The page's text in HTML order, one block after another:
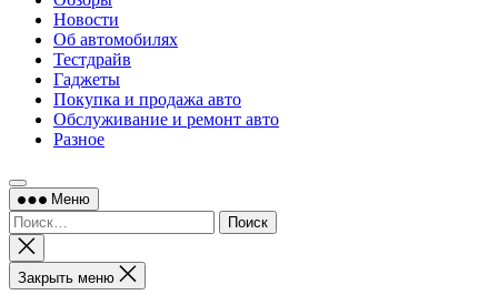
Новости
Об автомобилях
Тестдрайв
Гаджеты
Покупка и продажа авто
Обслуживание и ремонт авто
Разное
Меню
Найти:
Закрыть
поиск
Закрыть меню